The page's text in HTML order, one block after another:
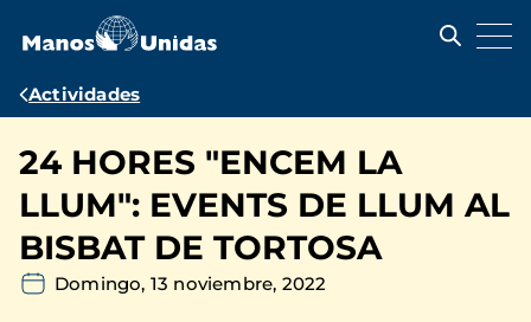
contenido
Ruta
navegación
Actividades
24 HORES "ENCEM LA
LLUM": EVENTS DE LLUM AL
BISBAT DE TORTOSA
Domingo, 13 noviembre, 2022